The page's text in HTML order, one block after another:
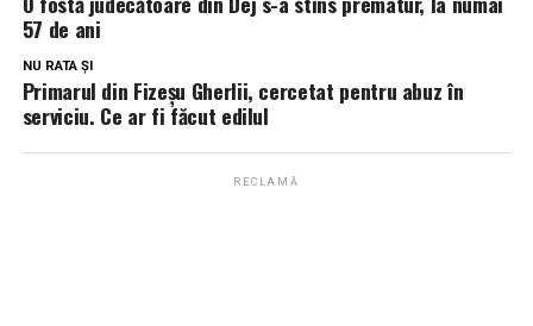
57 de ani
NU RATA ȘI
Primarul din Fizeșu Gherlii, cercetat pentru abuz în
serviciu. Ce ar fi făcut edilul
RECLAMĂ